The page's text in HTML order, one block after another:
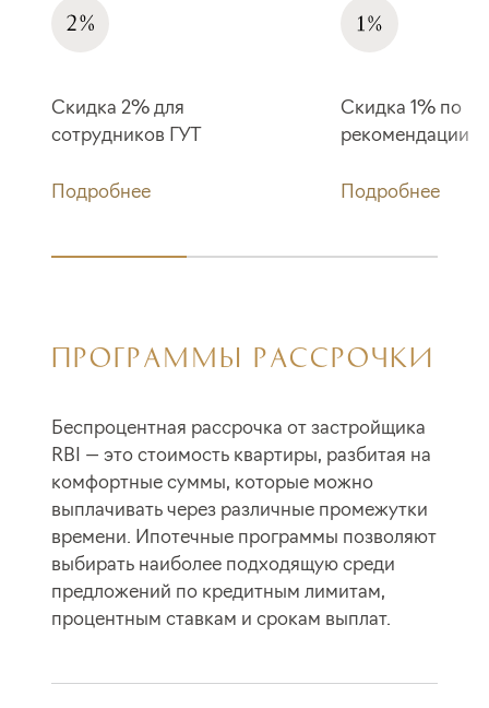
Скидка 2% для
сотрудников ГУТ
Подробнее
Скидка 1% по
рекомендации
Подробнее
ПРОГРАММЫ РАССРОЧКИ
Беспроцентная рассрочка от застройщика
RBI — это стоимость квартиры, разбитая на
комфортные суммы, которые можно
выплачивать через различные промежутки
времени. Ипотечные программы позволяют
выбирать наиболее подходящую среди
предложений по кредитным лимитам,
процентным ставкам и срокам выплат.